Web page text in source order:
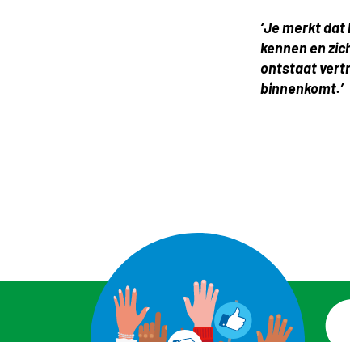
‘Je merkt
kennen en
ontstaat
binnenkomt.’